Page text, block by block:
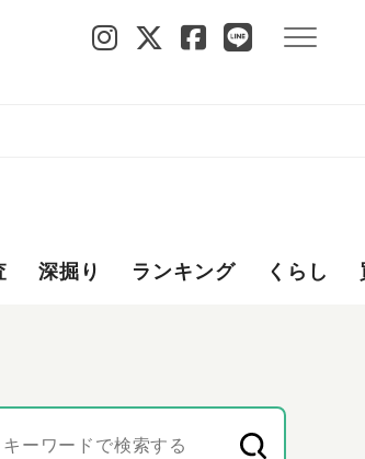
深掘り ランキング くらし